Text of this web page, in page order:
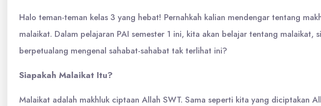
Halo teman-teman kelas 3 yang hebat! Pernahkah kalian mendengar tentang
malaikat. Dalam pelajaran PAI semester 1 ini, kita akan belajar tentang
berpetualang mengenal sahabat-sahabat tak terlihat ini?
Siapakah Malaikat Itu?
Malaikat adalah makhluk ciptaan Allah SWT. Sama seperti kita yang diciptakan